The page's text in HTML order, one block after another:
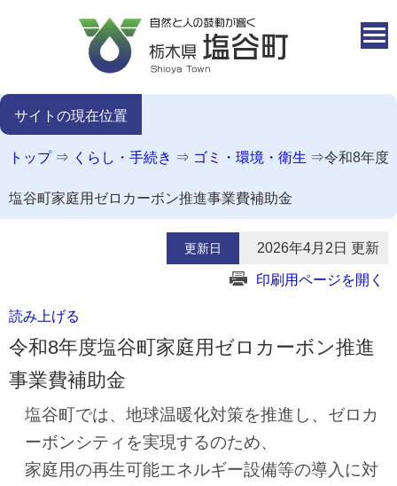
サイトの現在位置
トップ⇒ くらし・手続き ⇒ ゴミ・環境・衛生 ⇒令和8年度
塩谷町家庭用ゼロカーボン推進事業費補助金
更新日 2026年4月2日 更新
印刷用ページを開く
読み上げる
令和8年度塩谷町家庭用ゼロカーボン推進
事業費補助金
塩谷町では、地球温暖化対策を推進し、ゼロカ
ーボンシティを実現するのため、
家庭用の再生可能エネルギー設備等の導入に対